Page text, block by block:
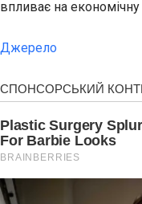
впливає на економічну
Джерело